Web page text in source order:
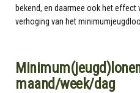
bekend, en daarmee ook het effect
verhoging van het
maand/week/dag